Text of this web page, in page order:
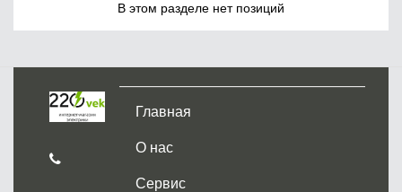
В этом разделе нет позиций
Главная
О нас
Сервис